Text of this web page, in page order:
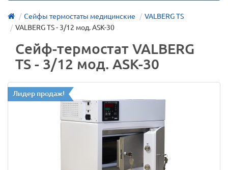
Сейфы термостаты медицинские
VALBERG TS
VALBERG TS - 3/12 мод. ASK-30
Сейф-термостат VALBERG
TS - 3/12 мод. ASK-30
Лидер продаж!